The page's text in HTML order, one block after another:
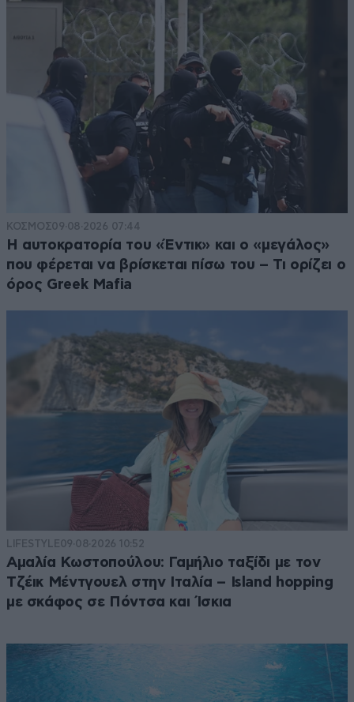
ΚΟΣΜΟΣ09·08·2026 07:44
Η αυτοκρατορία του «Έντικ» και ο «μεγάλος»
που φέρεται να βρίσκεται πίσω του – Τι ορίζει ο
όρος Greek Mafia
LIFESTYLE09·08·2026 10:52
Αμαλία Κωστοπούλου: Γαμήλιο ταξίδι με τον
Τζέικ Μέντγουελ στην Ιταλία – Island hopping
με σκάφος σε Πόντσα και Ίσκια